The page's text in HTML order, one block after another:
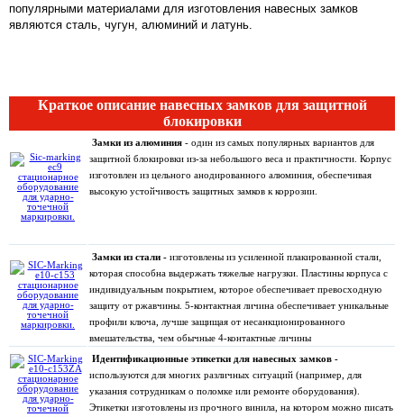
популярными материалами для изготовления навесных замков
являются сталь, чугун, алюминий и латунь.
Краткое описание навесных замков для защитной
блокировки
Замки из алюминия - один из самых популярных вариантов для
защитной блокировки из-за небольшого веса и практичности. Корпус
изготовлен из цельного анодированного алюминия, обеспечивая
высокую устойчивость защитных замков к коррозии.
Замки из стали - изготовлены из усиленной плакированной стали,
которая способна выдержать тяжелые нагрузки. Пластины корпуса с
индивидуальным покрытием, которое обеспечивает превосходную
защиту от ржавчины. 5-контактная личина обеспечивает уникальные
профили ключа, лучше защищая от несанкционированного
вмешательства, чем обычные 4-контактные личины
Идентификационные этикетки для навесных замков -
используются для многих различных ситуаций (например, для
указания сотрудникам о поломке или ремонте оборудования).
Этикетки изготовлены из прочного винила, на котором можно писать